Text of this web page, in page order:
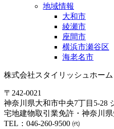
地域情報
大和市
綾瀬市
座間市
横浜市瀬谷区
海老名市
株式会社スタイリッシュホーム
〒242-0021
神奈川県大和市中央7丁目5-28
宅地建物取引業免許・神奈川県
TEL：046-260-9500 ㈹